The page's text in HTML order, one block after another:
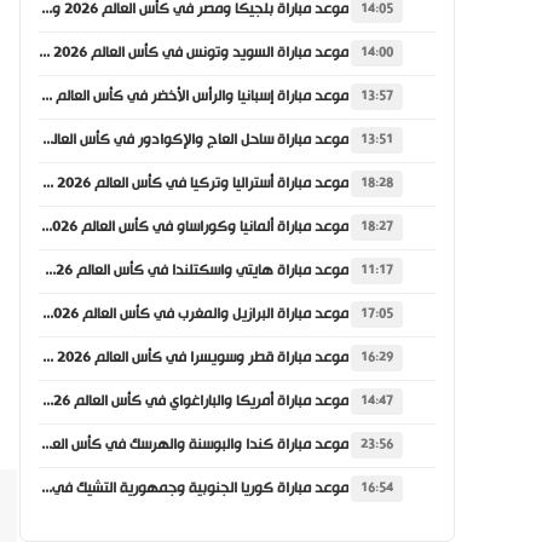
14:05 موعد مباراة بلجيكا ومصر في كأس العالم 2026 والقنوات الناقلة
14:00 موعد مباراة السويد وتونس في كأس العالم 2026 والقنوات الناقلة
13:57 موعد مباراة إسبانيا والرأس الأخضر في كأس العالم 2026 والقنوات الناقلة
13:51 موعد مباراة ساحل العاج والإكوادور في كأس العالم 2026 والقنوات الناقلة
18:28 موعد مباراة أستراليا وتركيا في كأس العالم 2026 والقنوات الناقلة
18:27 موعد مباراة ألمانيا وكوراساو في كأس العالم 2026 والقنوات الناقلة
11:17 موعد مباراة هايتي واسكتلندا في كأس العالم 2026 والقنوات الناقلة
17:05 موعد مباراة البرازيل والمغرب في كأس العالم 2026 والقنوات الناقلة
16:29 موعد مباراة قطر وسويسرا في كأس العالم 2026 والقنوات الناقلة
14:47 موعد مباراة أمريكا والباراغواي في كأس العالم 2026 والقنوات الناقلة
23:56 موعد مباراة كندا والبوسنة والهرسك في كأس العالم 2026 والقنوات الناقلة
16:54 موعد مباراة كوريا الجنوبية وجمهورية التشيك في كأس العالم 2026 والقنوات الناقلة